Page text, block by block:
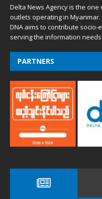
Delta News Agency is the
outlets operating in
DNA aims to contribute
serving the information
PARTNERS